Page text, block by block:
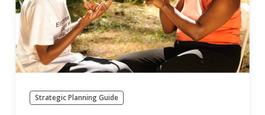
Strategic Planning Guide